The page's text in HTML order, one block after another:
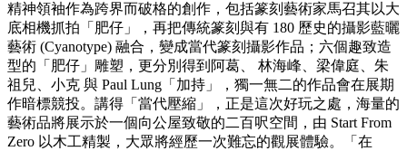
精神領袖作為跨界而破格的創作，包括篆刻藝術家馬召其以大
底相機抓拍「肥仔」，再把傳統篆刻與有 180 歷史的攝影藍曬
藝術 (Cyanotype) 融合，變成當代篆刻攝影作品；六個趣致造
型的「肥仔」雕塑，更分別得到阿葛、 林海峰、梁偉庭、朱
祖兒、小克 與 Paul Lung「加持」，獨一無二的作品會在展期
作暗標競投。講得「當代壓縮」，正是這次好玩之處，海量的
藝術品將展示於一個向公屋致敬的二百呎空間，由 Start From
Zero 以木工精製，大眾將經歷一次難忘的觀展體驗。「在